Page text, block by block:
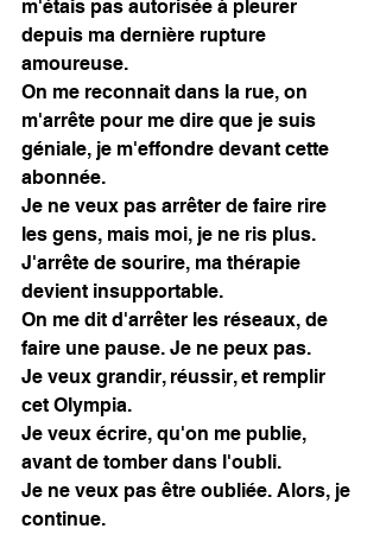
m'étais pas autorisée à pleurer
depuis ma dernière rupture
amoureuse.
On me reconnait dans la rue, on
m'arrête pour me dire que je suis
géniale, je m'effondre devant cette
abonnée.
Je ne veux pas arrêter de faire rire
les gens, mais moi, je ne ris plus.
J'arrête de sourire, ma thérapie
devient insupportable.
On me dit d'arrêter les réseaux, de
faire une pause. Je ne peux pas.
Je veux grandir, réussir, et remplir
cet Olympia.
Je veux écrire, qu'on me publie,
avant de tomber dans l'oubli.
Je ne veux pas être oubliée. Alors, je
continue.